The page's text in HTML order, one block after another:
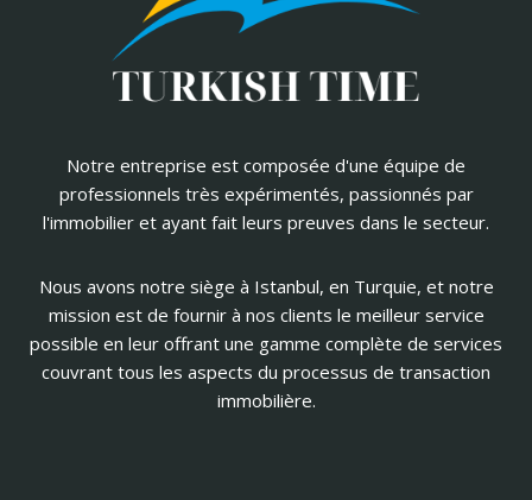
Notre entreprise est composée d'une équipe de
professionnels très expérimentés, passionnés par
l'immobilier et ayant fait leurs preuves dans le secteur.
Nous avons notre siège à Istanbul, en Turquie, et notre
mission est de fournir à nos clients le meilleur service
possible en leur offrant une gamme complète de services
couvrant tous les aspects du processus de transaction
immobilière.